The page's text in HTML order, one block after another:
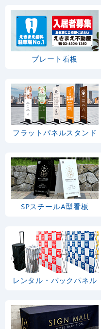
プレート看板
フラットパネルスタンド
SPスチールA型看板
レンタル・バックパネル